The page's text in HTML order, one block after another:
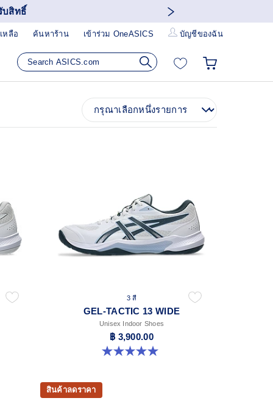
บสิทธิ์
หลือ ค้นหาร้าน เข้าร่วม OneASICS บัญชีของฉัน
3 สี
GEL-TACTIC 13 WIDE
Unisex Indoor Shoes
฿ 3,900.00
5.0 จาก 5 ดาว 1 รีวิว
สินค้าลดราคา